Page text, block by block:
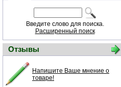
Введите слово для поиска.
Расширенный поиск
Отзывы
Напишите Ваше мнение о
товаре!